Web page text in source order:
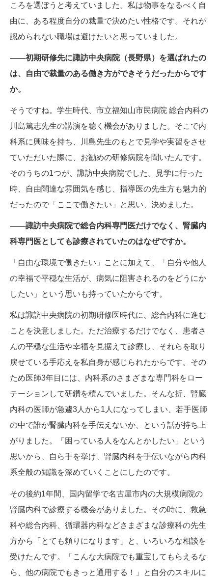
ころを選ぼうと考えていました。私は物事をなるべく自
由に、ある程度自分の裁量で決めたい性格です。それが
認められない職場は避けたいと思っていました。
——初期研修先に諏訪中央病院（長野県）を選ばれたの
は、自由で裁量のある働き方ができそうだったからです
か。
そうですね。学生時代、市立福知山市民病院 総合内科の
川島篤志先生の講演を聴く機会がありました。そこで内
科系に興味を持ち、川島先生のもとで見学や実習をさせ
ていただいた際に、お勧めの研修病院を聞いたんです。
そのうちの1つが、諏訪中央病院でした。見学に行った
時、自由闊達な雰囲気を感じ、指導医の先生方も魅力的
だったので「ここで働きたい」と思い、決めました。
——諏訪中央病院で総合内科専門医だけでなく、腎臓内
科専門医としても診療されていたのはなぜですか。
「自由な環境で働きたい」ことに加えて、「自分や他人
の幸福で平穏な生活が、病気に阻害されるのをどうにか
したい」という思いも持っていたからです。
私は諏訪中央病院の初期研修医時代に、総合内科に進む
ことを決意しました。ただ治療するだけでなく、患者さ
んの平穏な生活や幸福を見据えて診療し、それらを取り
戻せている手応えを私自身が感じられたからです。その
ため医師3年目には、内科系のさまざまな専門科をロー
テーションして研鑽を積んでいました。そんな折、腎臓
内科の医師が急遽3人から1人になってしまい、若手医師
の中で誰か腎臓内科を手伝えないか、という話が持ち上
がりました。「困っている人をなんとかしたい」という
思いから、自ら手を挙げ、腎臓内科を手伝いながら内科
系全般の知識を深めていくことにしたのです。
その後約1年間、国内留学で名古屋市内の大規模病院の
腎臓内科で診療する機会がありました。その時に、救急
科や総合内科、循環器内科などさまざまな診療科の先生
方から「とても頼りになります」と、いろいろな相談を
受けたんです。「こんな大病院でも重宝してもらえるな
ら、他の病院でもきっと通用する！」と自分のスキルに